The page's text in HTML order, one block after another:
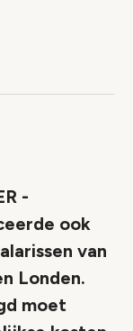
-
ook
van
Londen.
moet